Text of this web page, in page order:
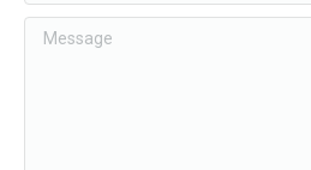
Message